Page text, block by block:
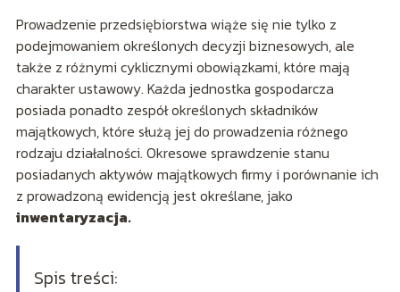
Prowadzenie przedsiębiorstwa wiąże się nie tylko z
podejmowaniem określonych decyzji biznesowych, ale
także z różnymi cyklicznymi obowiązkami, które mają
charakter ustawowy. Każda jednostka gospodarcza
posiada ponadto zespół określonych składników
majątkowych, które służą jej do prowadzenia różnego
rodzaju działalności. Okresowe sprawdzenie stanu
posiadanych aktywów majątkowych firmy i porównanie ich
z prowadzoną ewidencją jest określane, jako
inwentaryzacja.
Spis treści: